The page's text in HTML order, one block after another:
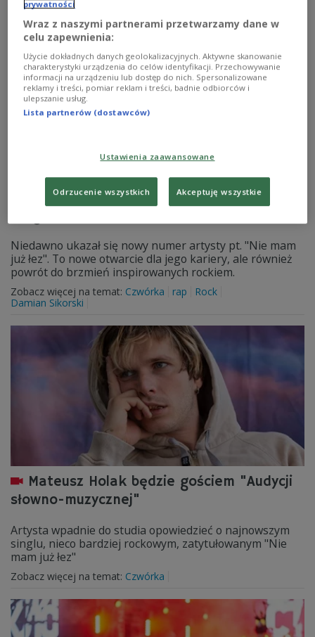
Zobacz więcej na temat: Czwórka
Holak zapowiada nową muzykę i powrót
Niedawno ukazał się nowy numer artysty pt. "Nie mam
już łez". To nowe otwarcie dla jego kariery, ale również
powrót do brzmień inspirowanych rockiem.
Zobacz więcej na temat: Czwórka rap
Rock
Damian Sikorski
Mateusz Holak będzie gościem "Audycji
słowno-muzycznej"
Artysta wpadnie do studia opowiedzieć o najnowszym
singlu, nieco bardziej rockowym, zatytułowanym "Nie
mam już łez"
Zobacz więcej na temat: Czwórka
prywatności
Wraz z naszymi partnerami przetwarzamy dane w
celu zapewnienia:
Użycie dokładnych danych geolokalizacyjnych. Aktywne skanowanie
charakterystyki urządzenia do celów identyfikacji. Przechowywanie
informacji na urządzeniu lub dostęp do nich. Spersonalizowane
reklamy i treści, pomiar reklam i treści, badnie odbiorców i
ulepszanie usług.
Lista partnerów (dostawców)
Ustawienia zaawansowane
Odrzucenie wszystkich Akceptuję wszystkie